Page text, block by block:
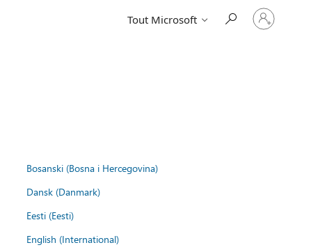
Tout Microsoft
Connectez-
vous
Bosanski (Bosna i Hercegovina)
Dansk (Danmark)
Eesti (Eesti)
English (International)